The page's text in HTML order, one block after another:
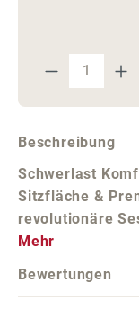
Produkt
Beschreibung
Schwerlast
Sitzfläche &
revolutionäre
Mehr
Bewertungen